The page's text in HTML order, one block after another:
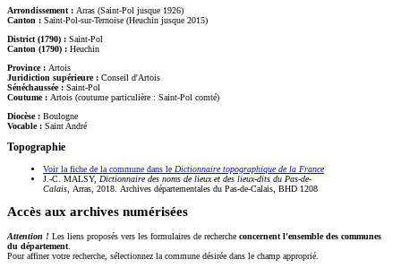
Arrondissement : Arras (Saint-Pol jusque 1926)
Canton : Saint-Pol-sur-Ternoise (Heuchin jusque 2015)
District (1790) : Saint-Pol
Canton (1790) : Heuchin
Province : Artois
Juridiction supérieure : Conseil d'Artois
Sénéchaussée : Saint-Pol
Coutume : Artois (coutume particulière : Saint-Pol comté)
Diocèse : Boulogne
Vocable : Saint André
Topographie
Voir la fiche de la commune dans le Dictionnaire topographique de la France
J.-C. MALSY, Dictionnaire des noms de lieux et des lieux-dits du Pas-de-
Calais , Arras, 2018. Archives départementales du Pas-de-Calais, BHD 1208
Accès aux archives numérisées
Attention ! Les liens proposés vers les formulaires de recherche concernent l'ensemble des communes
du département
Pour affiner votre recherche, sélectionnez la commune désirée dans le champ approprié.